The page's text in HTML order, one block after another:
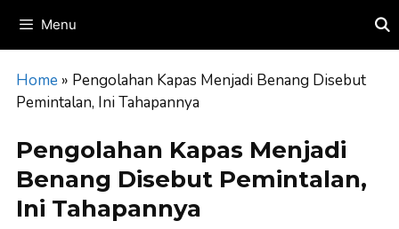
content
Menu
Home » Pengolahan Kapas Menjadi Benang Disebut
Pemintalan, Ini Tahapannya
Pengolahan Kapas Menjadi
Benang Disebut Pemintalan,
Ini Tahapannya